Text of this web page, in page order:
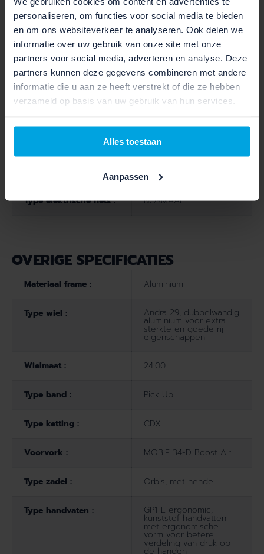
personaliseren, om functies voor social media te bieden
en om ons websiteverkeer te analyseren. Ook delen we
informatie over uw gebruik van onze site met onze
partners voor social media, adverteren en analyse. Deze
partners kunnen deze gegevens combineren met andere
informatie die u aan ze heeft verstrekt of die ze hebben
verzameld op basis van uw gebruik van hun services.
Alles toestaan
Aanpassen
Type shifters : Twist Pro - Manual
Verlichting voor : Light Hammer 80
Verlichting achter : Pimento
MOTOR SPECIFICATIES
BOSCH LCD-DISPLAY
Type elektrische fiets : NORMAAL
OVERIGE SPECIFICATIES
Materiaal frame : Aluminium
Type wiel : Andra 29, dubbelwandig
aluminium voor extra
sterkte en goede rij-
eigenschappen
Wielmaat : 24.00
Type band : Pick Up
Type ketting : CDX
Voorvork : MOBIE 34-D Boost Air
Type zadel : Orbis, met hendel
Type handvaten : GP1-L ergonomic,
kunststof handvatten
met ergonomische
vorm voor betere
verdeling van druk op
de handen